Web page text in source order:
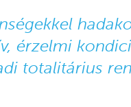
érzelmi
totalitárius